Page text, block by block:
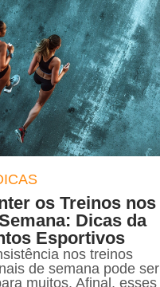
os Treinos nos
Dicas da
Esportivos
nos treinos
de semana pode ser
muitos. Afinal, esses